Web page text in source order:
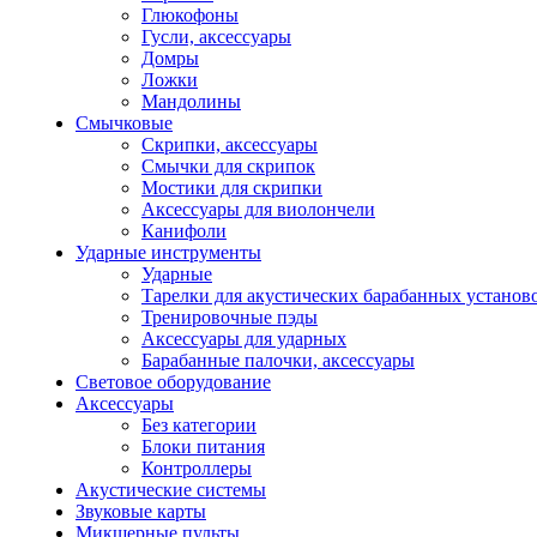
Глюкофоны
Гусли, аксессуары
Домры
Ложки
Мандолины
Смычковые
Скрипки, аксессуары
Смычки для скрипок
Мостики для скрипки
Аксессуары для виолончели
Канифоли
Ударные инструменты
Ударные
Тарелки для акустических барабанных
Тренировочные пэды
Аксессуары для ударных
Барабанные палочки, аксессуары
Световое оборудование
Аксессуары
Без категории
Блоки питания
Контроллеры
Акустические системы
Звуковые карты
Микшерные пульты